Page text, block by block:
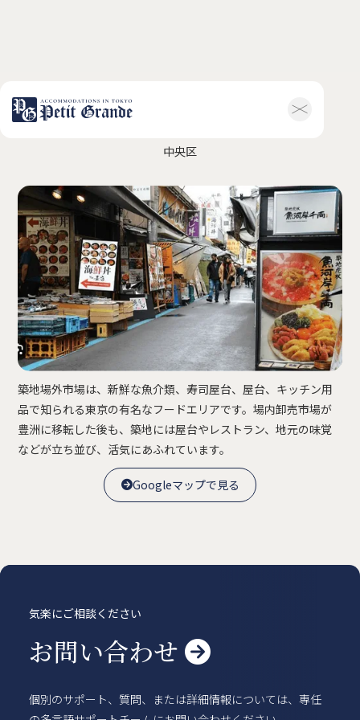
会社概要
キャンペーン
お問い合わせ
ホテル関連情報
トップ
プチグランデミ
ヤビ
利用規約
FAQ
家具付き物件
トップ
空室一覧
お客様の声
利用規約
FAQ
賃貸物件
概要
空室一覧
各種書類一覧
契約の流れ
鍵と保険について
自転車登録
よくある質問
利用規約
中央区
築地場外市場は、新鮮な魚介類、寿司屋台、屋台、キッチン用
品で知られる東京の有名なフードエリアです。場内卸売市場が
豊洲に移転した後も、築地には屋台やレストラン、地元の味覚
などが立ち並び、活気にあふれています。
Googleマップで見る
Googleマップで見る
気楽にご相談ください
お問い合わせ 
個別のサポート、質問、または詳細情報については、専任